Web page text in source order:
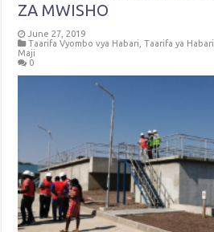
ZA MWISHO
June 27, 2019
Taarifa Vyombo vya Habari ,Taarifa ya Habari
Maji
0